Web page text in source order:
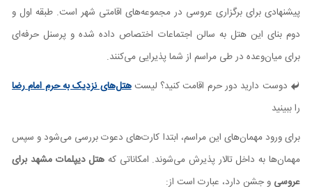
پیشنهادی برای برگزاری عروسی در مجموعه‌های اقامتی شهر است. طبقه اول و
دوم بنای این هتل به سالن اجتماعات اختصاص داده شده و پرسنل حرفه‌ای
برای میان‌وعده در طی مراسم از شما پذیرایی می‌کنند.
دوست دارید دور حرم اقامت کنید؟ لیستهتل‌های نزدیک به حرم امام رضا
را ببینید
برای ورود مهمان‌های این مراسم، ابتدا کارت‌های دعوت بررسی می‌شود و سپس
مهمان‌ها به داخل تالار پذیرش می‌شوند. امکاناتی که هتل دیپلمات مشهد برای
عروسی و جشن دارد، عبارت است از: